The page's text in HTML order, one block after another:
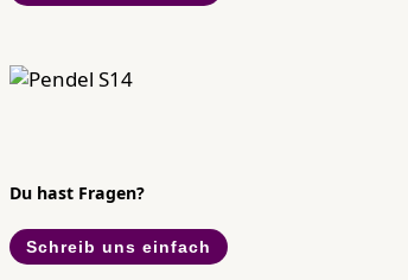
Du hast Fragen?
Schreib uns einfach